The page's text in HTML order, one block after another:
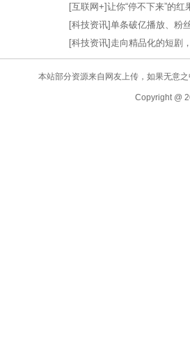
[互联网+]让你“停不下来”的
[科技资讯]单条破亿播放、粉
[科技资讯] 走向精品化的短剧
本站部分资源来自网友上传，如果无意
Copyright @